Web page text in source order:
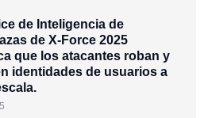
de Inteligencia de
de X-Force 2025
que los atacantes roban y
identidades de usuarios a